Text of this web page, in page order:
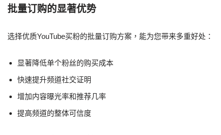
批量订购的显著优势
选择优质YouTube买粉的批量订购方案，能为您带来多重好处：
显著降低单个粉丝的购买成本
快速提升频道社交证明
增加内容曝光率和推荐几率
提高频道的整体可信度